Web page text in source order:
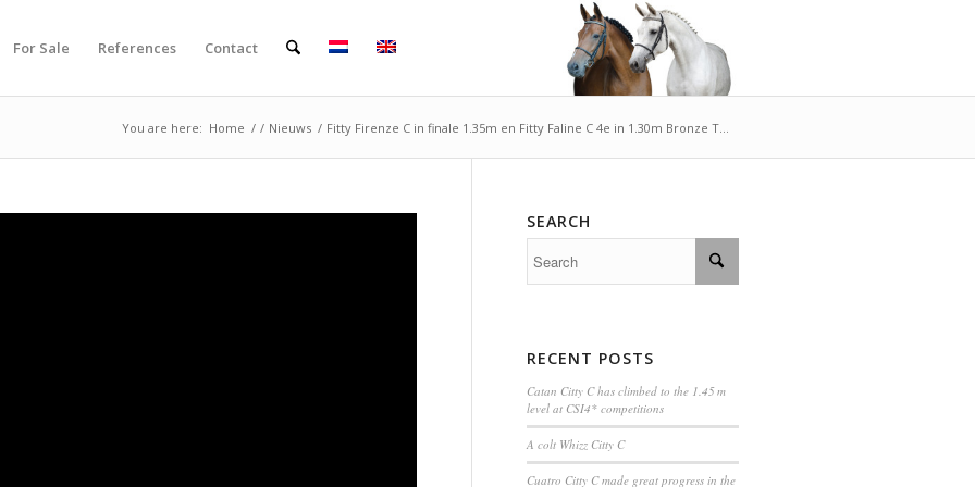
For Sale References Contact
You are here: Home / / Nieuws / Fitty Firenze C in finale 1.35m en Fitty Faline C 4e in 1.30m Bronze T...
SEARCH
RECENT POSTS
Catan Citty C has climbed to the 1.45 m
level at CSI4* competitions
A colt Whizz Citty C
Cuatro Citty C made great progress in the